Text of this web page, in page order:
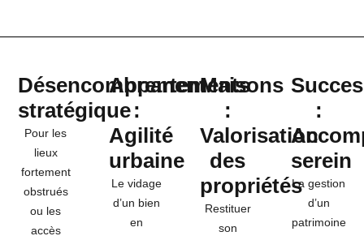
Désencombrement
stratégique
Pour les
lieux
fortement
obstrués
ou les
accès
Appartements
:
Agilité
urbaine
Le vidage
d’un bien
en
Maisons
:
Valorisation
des
propriétés
Restituer
son
:
serein
La gestion
d’un
patrimoine